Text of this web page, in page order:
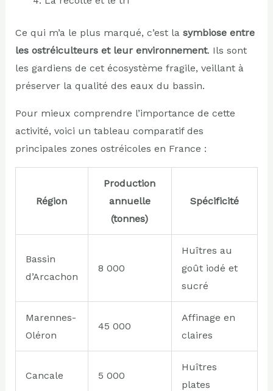
Ce qui m’a le plus marqué, c’est la symbiose entre
les ostréiculteurs et leur environnement. Ils sont
les gardiens de cet écosystème fragile, veillant à
préserver la qualité des eaux du bassin.
Pour mieux comprendre l’importance de cette
activité, voici un tableau comparatif des
principales zones ostréicoles en France :
Région
Production
annuelle
(tonnes)
Spécificité
Bassin
d’Arcachon
8 000
Huîtres au
goût iodé et
sucré
Marennes-
Oléron
45 000
Affinage en
claires
Cancale 5 000
Huîtres
plates